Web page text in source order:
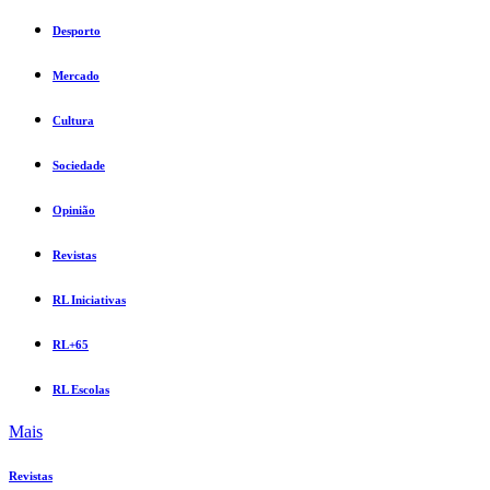
Desporto
Mercado
Cultura
Sociedade
Opinião
Revistas
RL Iniciativas
RL+65
RL Escolas
Mais
Revistas